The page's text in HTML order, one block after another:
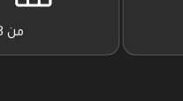
من 8 ص الي ١٢ م